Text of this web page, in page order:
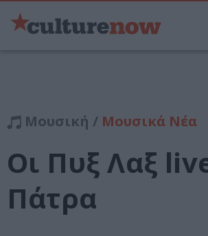
Μουσική / Μουσικά Νέα
Οι Πυξ Λαξ
Πάτρα